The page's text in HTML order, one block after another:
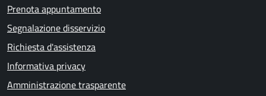
Prenota appuntamento
Segnalazione disservizio
Richiesta d'assistenza
Informativa privacy
Amministrazione trasparente